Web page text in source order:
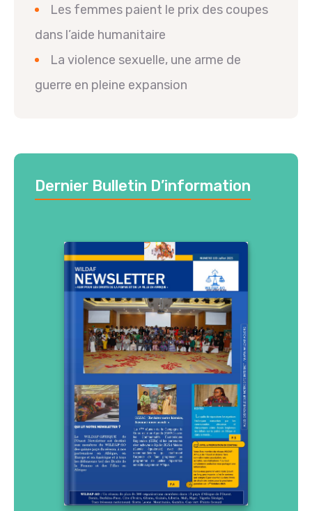
Les femmes paient le prix des coupes
dans l’aide humanitaire
La violence sexuelle, une arme de
guerre en pleine expansion
Dernier Bulletin D’information